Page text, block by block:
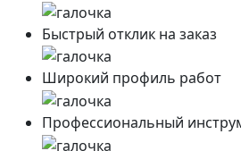
Быстрый отклик на заказ
Широкий профиль работ
Профессиональный